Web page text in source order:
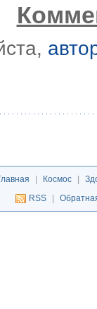
Космос
RSS